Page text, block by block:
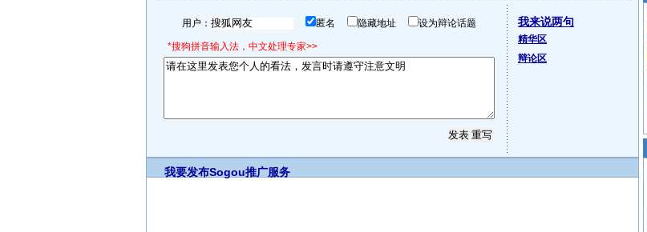
用户： 匿名 隐藏地址 设为辩论话题
*搜狗拼音输入法，中文处理专家>>
我来说两句
精华区
辩论区
我要发布Sogou推广服务